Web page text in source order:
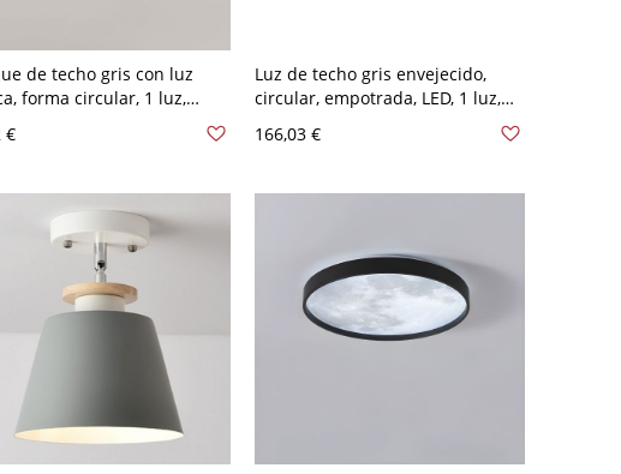
de techo gris con luz
forma circular, 1 luz,
LED, 110V-120V
€
Luz de techo gris envejecido,
circular, empotrada, LED, 1 luz,
dormitorio principal, 110V-120V,
16"
166,03 €